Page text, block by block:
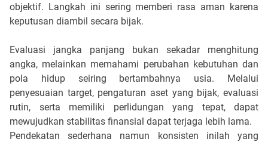
objektif. Langkah ini sering memberi rasa aman karena
keputusan diambil secara bijak.
Evaluasi jangka panjang bukan sekadar menghitung
angka, melainkan memahami perubahan kebutuhan dan
pola hidup seiring bertambahnya usia. Melalui
penyesuaian target, pengaturan aset yang bijak, evaluasi
rutin, serta memiliki perlidungan yang tepat, dapat
mewujudkan stabilitas finansial dapat terjaga lebih lama.
Pendekatan sederhana namun konsisten inilah yang